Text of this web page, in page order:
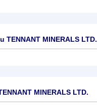
TENNANT MINERALS LTD.
MINERALS LTD.